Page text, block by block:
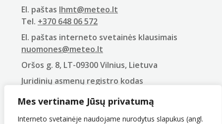
Mes vertiname Jūsų privatumą
Interneto svetainėje naudojame nurodytus slapukus (angl.
El. paštas lhmt@meteo.lt
Tel. +370 648 06 572
El. paštas interneto svetainės klausimais
nuomones@meteo.lt
Oršos g. 8, LT-09300 Vilnius, Lietuva
Juridinių asmenų registro kodas
PVM mokėtojo kodas
LT907432416